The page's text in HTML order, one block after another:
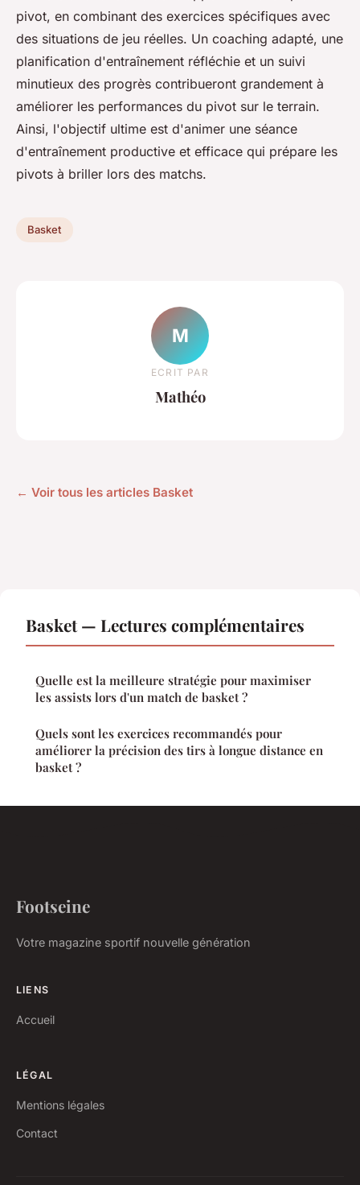
pivot, en combinant des exercices spécifiques avec
des situations de jeu réelles. Un coaching adapté, une
planification d'entraînement réfléchie et un suivi
minutieux des progrès contribueront grandement à
améliorer les performances du pivot sur le terrain.
Ainsi, l'objectif ultime est d'animer une séance
d'entraînement productive et efficace qui prépare les
pivots à briller lors des matchs.
Basket
M
ECRIT PAR
Mathéo
← Voir tous les articles Basket
Basket — Lectures complémentaires
Quelle est la meilleure stratégie pour maximiser
les assists lors d'un match de basket ?
Quels sont les exercices recommandés pour
améliorer la précision des tirs à longue distance en
basket ?
Footseine
Votre magazine sportif nouvelle génération
LIENS
Accueil
LÉGAL
Mentions légales
Contact